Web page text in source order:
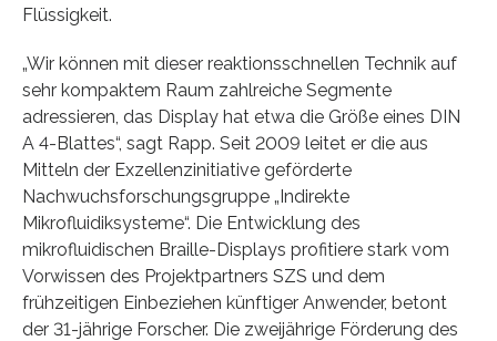
Flüssigkeit.
„Wir können mit dieser reaktionsschnellen Technik auf
sehr kompaktem Raum zahlreiche Segmente
adressieren, das Display hat etwa die Größe eines DIN
A 4-Blattes“, sagt Rapp. Seit 2009 leitet er die aus
Mitteln der Exzellenzinitiative geförderte
Nachwuchsforschungsgruppe „Indirekte
Mikrofluidiksysteme“. Die Entwicklung des
mikrofluidischen Braille-Displays profitiere stark vom
Vorwissen des Projektpartners SZS und dem
frühzeitigen Einbeziehen künftiger Anwender, betont
der 31-jährige Forscher. Die zweijährige Förderung des